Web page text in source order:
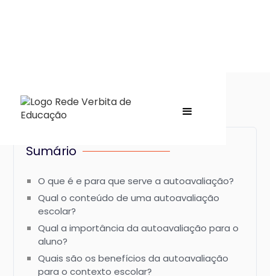
Sumário
O que é e para que serve a autoavaliação?
Qual o conteúdo de uma autoavaliação
escolar?
Qual a importância da autoavaliação para o
aluno?
Quais são os benefícios da autoavaliação
para o contexto escolar?